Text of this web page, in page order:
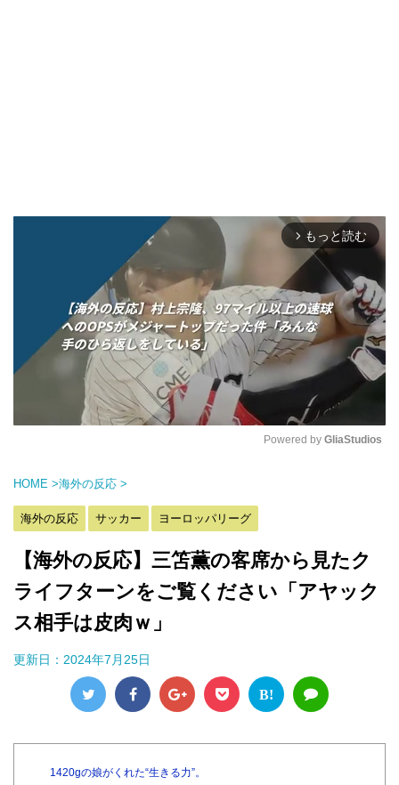
arrow_forward_ios もっと読む
Powered by GliaStudios
HOME >海外の反応 >
海外の反応 サッカー ヨーロッパリーグ
【海外の反応】三笘薫の客席から見たク
ライフターンをご覧ください「アヤック
ス相手は皮肉ｗ」
更新日： 2024年7月25日
B!
1420gの娘がくれた“生きる力”。